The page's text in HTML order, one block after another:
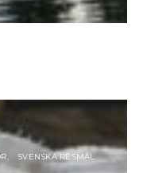
SVENSKA RESMÅL